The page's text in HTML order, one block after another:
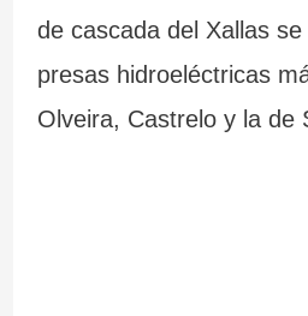
de cascada del Xallas
presas hidroeléctricas
Olveira, Castrelo y la de